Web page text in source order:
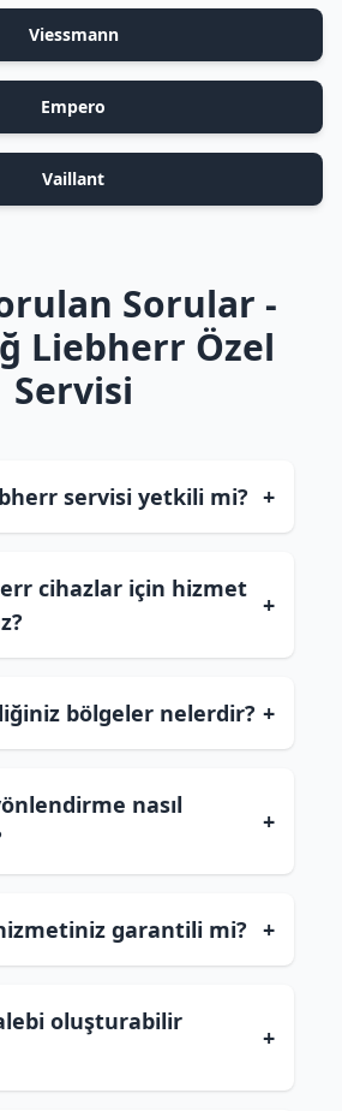
Viessmann
Empero
Vaillant
Sorular -
Liebherr Özel
Servisi
servisi yetkili mi? +
cihazlar için hizmet
+
bölgeler nelerdir? +
nasıl
+
garantili mi? +
oluşturabilir
+